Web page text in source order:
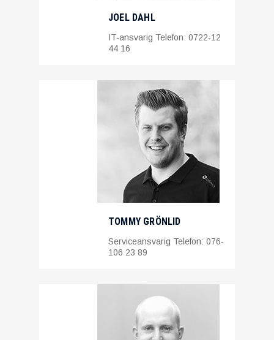
JOEL DAHL
IT-ansvarig Telefon: 0722-12
44 16
TOMMY GRÖNLID
Serviceansvarig Telefon: 076-
106 23 89